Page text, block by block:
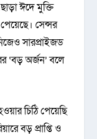
ঈদে মুক্তি
সেন্সর
সারপ্রাইজড
‘বড় অর্জন’ বলে
চিঠি পেয়েছি
বড় প্রাপ্তি ও